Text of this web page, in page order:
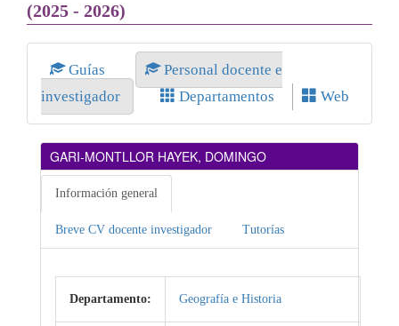
(2025 - 2026)
Guías
Personal docente e
investigador
Departamentos Web
GARI-MONTLLOR HAYEK, DOMINGO
Información general
Breve CV docente investigador Tutorías
Departamento: Geografía e Historia